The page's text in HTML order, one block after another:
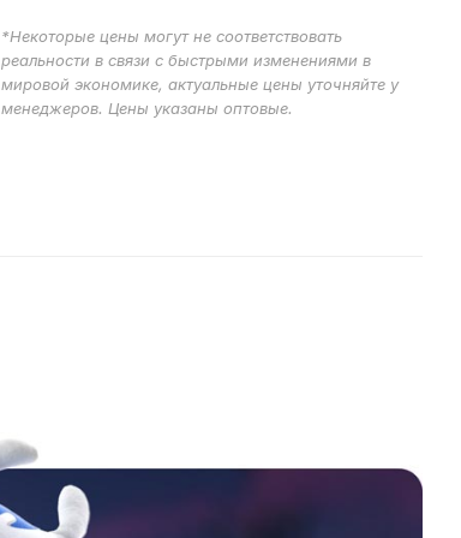
*Некоторые цены могут не соответствовать
реальности в связи с быстрыми изменениями в
мировой экономике, актуальные цены уточняйте у
менеджеров. Цены указаны оптовые.